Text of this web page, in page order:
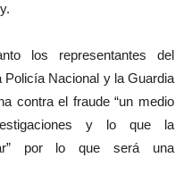
los representantes del
Nacional y la Guardia
contra el fraude “un medio
y lo que la
por lo que será una